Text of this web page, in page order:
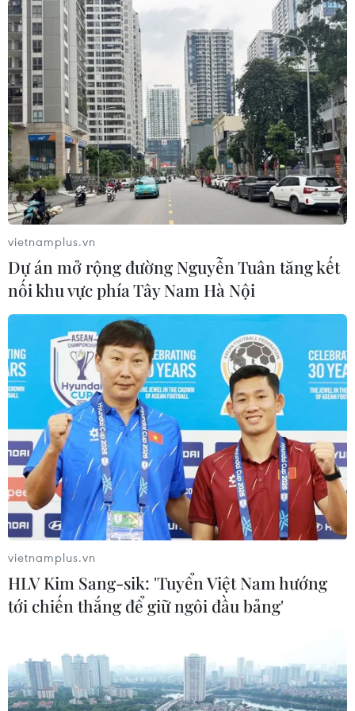
TIN LIÊN QUAN
Hải Dương: Triệt phá sới bạc dưới hình
thức "đá gà" ăn tiền
19/07/2016 07:29
Công an huyện Ninh Giang đã bắt quả tang hàng chục
đối tượng đang tham gia "đá gà" ăn tiền. Khi thấy lực
lượng chức năng xuất hiện, các con bạc đã nháo nhào
bỏ chạy và ném tiền xuống ao để phi tang.
vietnamplus.vn
Dự án mở rộng đường Nguyễn Tuân tăng kết
nối khu vực phía Tây Nam Hà Nội
vietnamplus.vn
HLV Kim Sang-sik: 'Tuyển Việt Nam hướng
tới chiến thắng để giữ ngôi đầu bảng'